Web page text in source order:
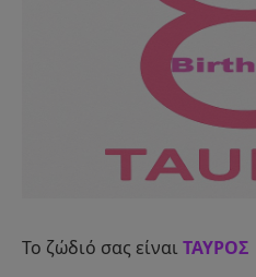
Το ζώδιό σας είναι ΤΑΥΡΟΣ